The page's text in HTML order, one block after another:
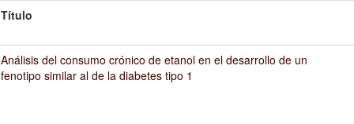
Título
Análisis del consumo crónico de etanol en el desarrollo de un
fenotipo similar al de la diabetes tipo 1